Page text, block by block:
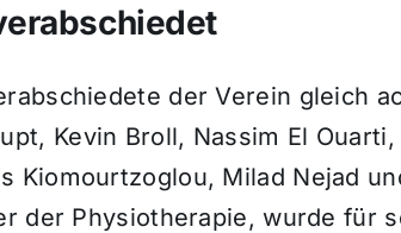
der Verein gleich
Kevin Broll, Nassim El Ouarti,
Kiomourtzoglou, Milad Nejad
der Physiotherapie, wurde für